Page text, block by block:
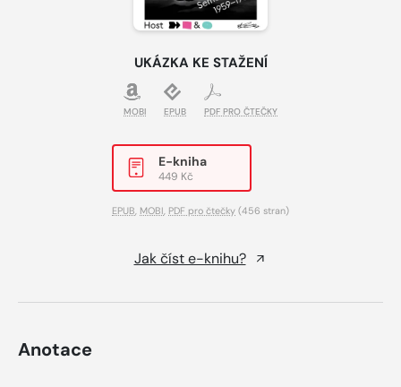
UKÁZKA KE STAŽENÍ
MOBI EPUB PDF PRO ČTEČKY
E-kniha
449 Kč
EPUB MOBI PDF pro čtečky (456 stran)
Jak číst e-knihu?
Anotace